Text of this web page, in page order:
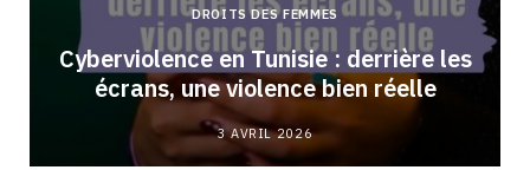
DROITS DES FEMMES
Cyberviolence en Tunisie : derrière les
écrans, une violence bien réelle
3 AVRIL 2026